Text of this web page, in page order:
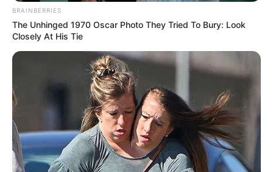
BRAINBERRIES
The Unhinged 1970 Oscar Photo They Tried To Bury: Look
Closely At His Tie